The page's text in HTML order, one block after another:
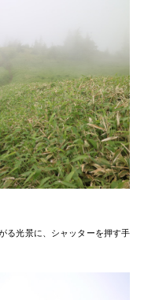
る光景に、シャッターを押す手